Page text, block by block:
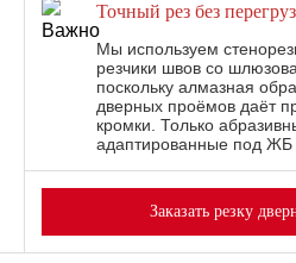
Точный рез без
Мы используем
резчики швов со
поскольку алмазная
дверных проёмов даёт
кромки. Только
адаптированные под ЖБ
Заказать резку